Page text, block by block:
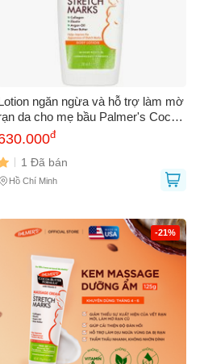
ngăn ngừa và hỗ trợ làm mờ
da cho mẹ bầu Palmer's Cocoa
Butter Massage Lotion for
Pregnancy Stretch Marks 250ml
đ
1 Đã bán
Hồ Chí Minh
-21%